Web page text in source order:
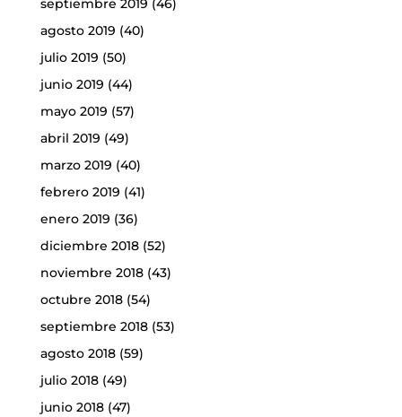
septiembre 2019 (46)
agosto 2019 (40)
julio 2019 (50)
junio 2019 (44)
mayo 2019 (57)
abril 2019 (49)
marzo 2019 (40)
febrero 2019 (41)
enero 2019 (36)
diciembre 2018(52)
noviembre 2018(43)
octubre 2018(54)
septiembre 2018(53)
agosto 2018(59)
julio 2018(49)
junio 2018(47)